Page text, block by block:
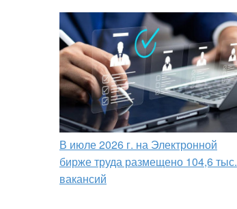
В июле 2026 г. на Электронной
бирже труда размещено 104,6 тыс.
вакансий